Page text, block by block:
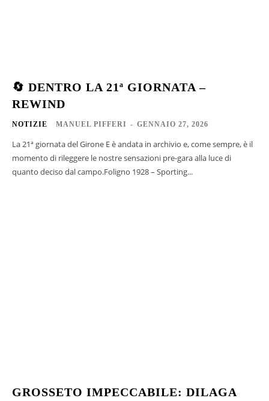
🔄 DENTRO LA 21ª GIORNATA –
REWIND
NOTIZIE MANUEL PIFFERI - GENNAIO 27, 2026
La 21ª giornata del Girone E è andata in archivio e, come sempre, è il
momento di rileggere le nostre sensazioni pre-gara alla luce di
quanto deciso dal campo.Foligno 1928 – Sporting...
GROSSETO IMPECCABILE: DILAGA